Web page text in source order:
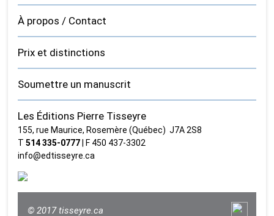
À propos / Contact
Prix et distinctions
Soumettre un manuscrit
Les Éditions Pierre Tisseyre
155, rue Maurice, Rosemère (Québec) J7A 2S8
T514 335‑0777 | F 450 437‑3302
info@edtisseyre.ca
© 2017 tisseyre.ca